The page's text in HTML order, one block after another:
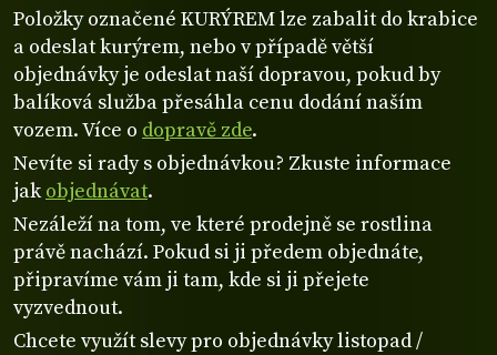
Položky označené KURÝREM lze zabalit do krabice
a odeslat kurýrem, nebo v případě větší
objednávky je odeslat naší dopravou, pokud by
balíková služba přesáhla cenu dodání naším
vozem. Více o dopravě zde.
Nevíte si rady s objednávkou? Zkuste informace
jakobjednávat.
Nezáleží na tom, ve které prodejně se rostlina
právě nachází. Pokud si ji předem objednáte,
připravíme vám ji tam, kde si ji přejete
vyzvednout.
Chcete využít slevy pro objednávky listopad /